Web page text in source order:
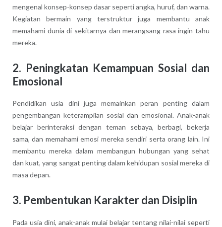
mengenal konsep-konsep dasar seperti angka, huruf, dan warna.
Kegiatan bermain yang terstruktur juga membantu anak
memahami dunia di sekitarnya dan merangsang rasa ingin tahu
mereka.
2. Peningkatan Kemampuan Sosial dan
Emosional
Pendidikan usia dini juga memainkan peran penting dalam
pengembangan keterampilan sosial dan emosional. Anak-anak
belajar berinteraksi dengan teman sebaya, berbagi, bekerja
sama, dan memahami emosi mereka sendiri serta orang lain. Ini
membantu mereka dalam membangun hubungan yang sehat
dan kuat, yang sangat penting dalam kehidupan sosial mereka di
masa depan.
3. Pembentukan Karakter dan Disiplin
Pada usia dini, anak-anak mulai belajar tentang nilai-nilai seperti